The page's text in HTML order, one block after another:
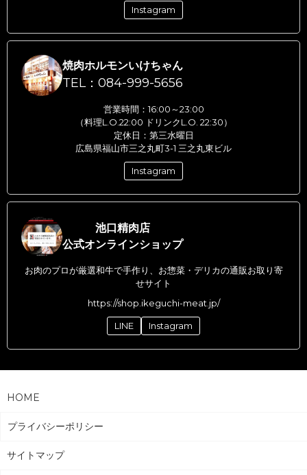
Instagram
焼肉ホルモンいけちゃん
TEL：084-999-5656
営業時間：16:00～23:00
（料理L.O.22:00 ドリンクL.O. 22:30）
定休日：第三水曜日
広島県福山市三之丸町3-1 三之丸東ビル
Instagram
池口精肉店
公式オンラインショップ
お肉のプロが厳選和牛で手作り、お惣菜・デリカの通販お取り寄
せサイト
https://shop.ikeguchi-meat.jp/
LINE Instagram
HOME
プライバシーポリシー
サイトマップ